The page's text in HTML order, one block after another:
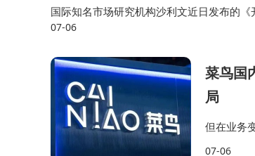
国际知名市场研究机构沙利文近日发布的
场正经历深刻变革。2025年，中国IaaS、
07-06
菜鸟国
局
但在业务
变革的张
07-06